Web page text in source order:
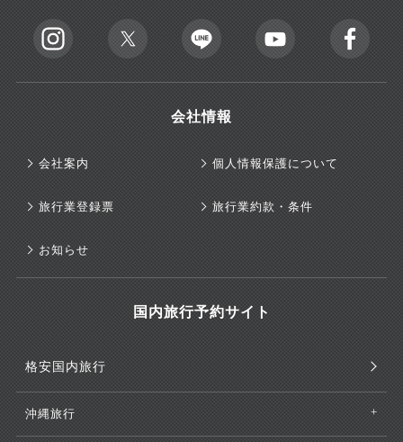
会社情報
会社案内 個人情報保護について
旅行業登録票 旅行業約款・条件
お知らせ
国内旅行予約サイト
格安国内旅行
沖縄旅行